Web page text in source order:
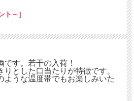
ト～]
す。若干の入荷！
とした口当たりが特徴です。
ような温度帯でもお楽しみいた